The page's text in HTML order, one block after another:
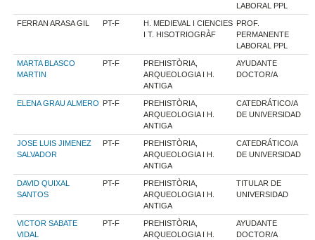
LABORAL PPL
FERRAN ARASA GIL PT-F
H. MEDIEVAL I CIENCIES
I T. HISOTRIOGRÀF
PROF.
PERMANENTE
LABORAL PPL
MARTA BLASCO
MARTIN
PT-F
PREHISTÒRIA,
ARQUEOLOGIA I H.
ANTIGA
AYUDANTE
DOCTOR/A
ELENA GRAU ALMERO PT-F
PREHISTÒRIA,
ARQUEOLOGIA I H.
ANTIGA
CATEDRÁTICO/A
DE UNIVERSIDAD
JOSE LUIS JIMENEZ
SALVADOR
PT-F
PREHISTÒRIA,
ARQUEOLOGIA I H.
ANTIGA
CATEDRÁTICO/A
DE UNIVERSIDAD
DAVID QUIXAL
SANTOS
PT-F
PREHISTÒRIA,
ARQUEOLOGIA I H.
ANTIGA
TITULAR DE
UNIVERSIDAD
VICTOR SABATE
VIDAL
PT-F
PREHISTÒRIA,
ARQUEOLOGIA I H.
AYUDANTE
DOCTOR/A